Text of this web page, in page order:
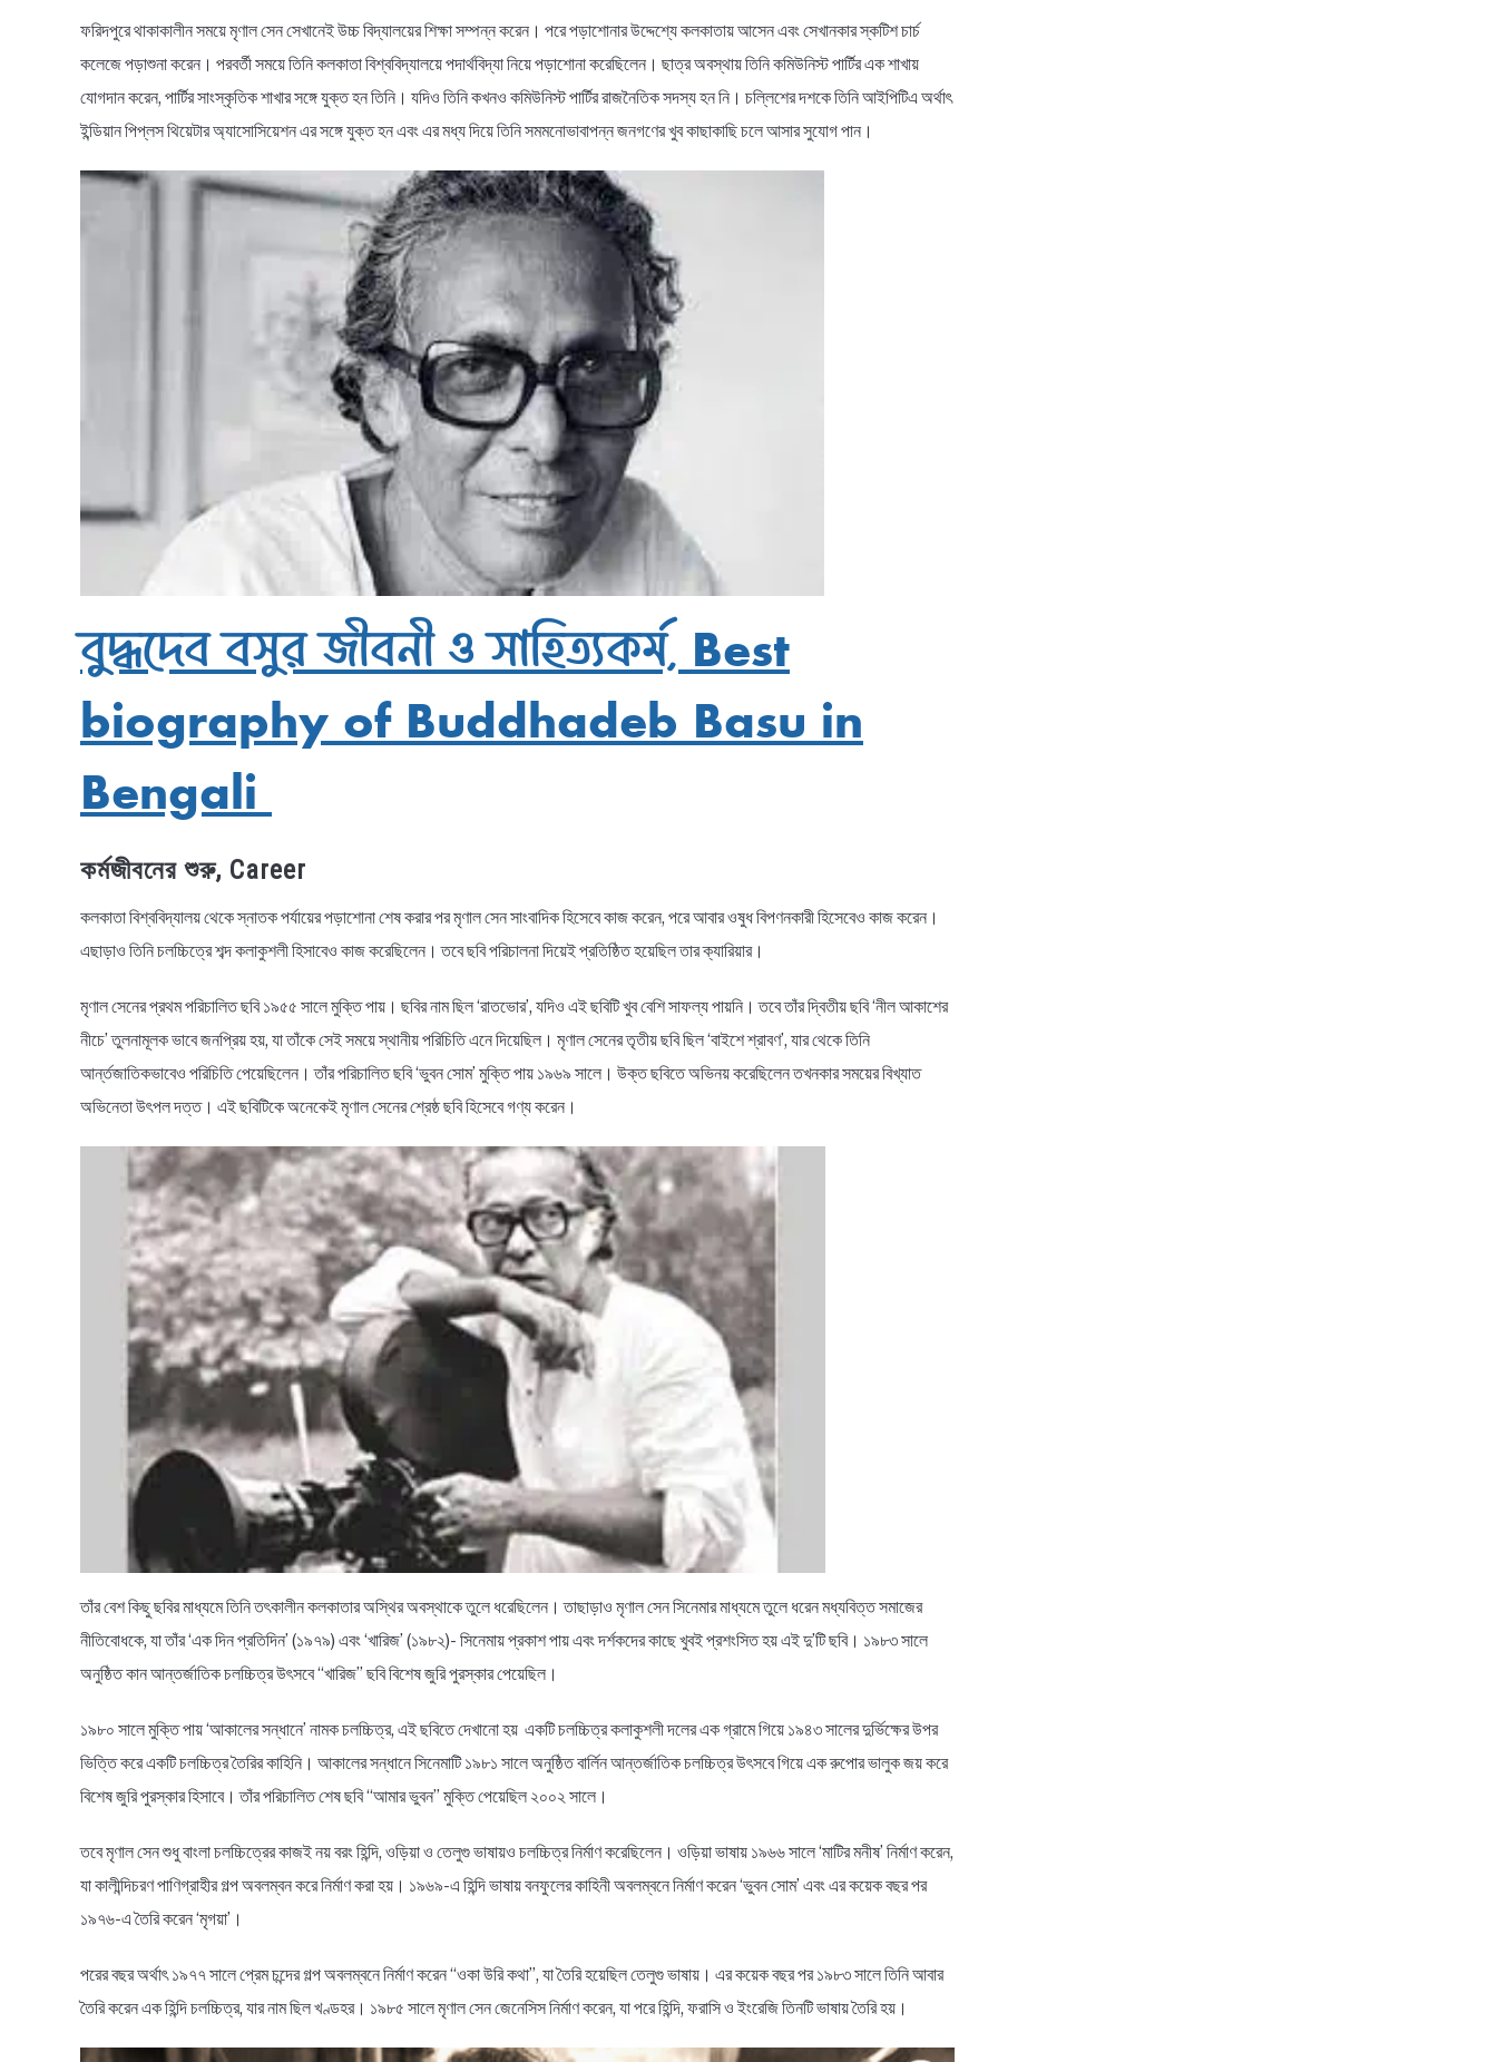
ফরিদপুরে থাকাকালীন সময়ে মৃণাল সেন সেখানেই উচ্চ বিদ্যালয়ের শিক্ষা সম্পন্ন করেন। পরে পড়াশোনার উদ্দেশ্যে কলকাতায় আসেন এবং সেখানকার স্কটিশ চার্চ
কলেজে পড়াশুনা করেন। পরবর্তী সময়ে তিনি কলকাতা বিশ্ববিদ্যালয়ে পদার্থবিদ্যা নিয়ে পড়াশোনা করেছিলেন। ছাত্র অবস্থায় তিনি কমিউনিস্ট পার্টির এক শাখায়
যোগদান করেন, পার্টির সাংস্কৃতিক শাখার সঙ্গে যুক্ত হন তিনি। যদিও তিনি কখনও কমিউনিস্ট পার্টির রাজনৈতিক সদস্য হন নি। চল্লিশের দশকে তিনি আইপিটিএ অর্থাৎ
ইন্ডিয়ান পিপ্‌লস থিয়েটার অ্যাসোসিয়েশন এর সঙ্গে যুক্ত হন এবং এর মধ্য দিয়ে তিনি সমমনোভাবাপন্ন জনগণের খুব কাছাকাছি চলে আসার সুযোগ পান।
বুদ্ধদেব বসুর জীবনী ও সাহিত্যকর্ম, Best
biography of Buddhadeb Basu in
Bengali
কর্মজীবনের শুরু, Career
কলকাতা বিশ্ববিদ্যালয় থেকে স্নাতক পর্যায়ের পড়াশোনা শেষ করার পর মৃণাল সেন সাংবাদিক হিসেবে কাজ করেন, পরে আবার ওষুধ বিপণনকারী হিসেবেও কাজ করেন।
এছাড়াও তিনি চলচ্চিত্রে শব্দ কলাকুশলী হিসাবেও কাজ করেছিলেন। তবে ছবি পরিচালনা দিয়েই প্রতিষ্ঠিত হয়েছিল তার ক্যারিয়ার।
মৃণাল সেনের প্রথম পরিচালিত ছবি ১৯৫৫ সালে মুক্তি পায়। ছবির নাম ছিল ‘রাতভোর’, যদিও এই ছবিটি খুব বেশি সাফল্য পায়নি। তবে তাঁর দ্বিতীয় ছবি ‘নীল আকাশের
নীচে’ তুলনামূলক ভাবে জনপ্রিয় হয়, যা তাঁকে সেই সময়ে স্থানীয় পরিচিতি এনে দিয়েছিল। মৃণাল সেনের তৃতীয় ছবি ছিল ‘বাইশে শ্রাবণ’, যার থেকে তিনি
আর্ন্তজাতিকভাবেও পরিচিতি পেয়েছিলেন। তাঁর পরিচালিত ছবি ‘ভুবন সোম’ মুক্তি পায় ১৯৬৯ সালে। উক্ত ছবিতে অভিনয় করেছিলেন তখনকার সময়ের বিখ্যাত
অভিনেতা উৎপল দত্ত। এই ছবিটিকে অনেকেই মৃণাল সেনের শ্রেষ্ঠ ছবি হিসেবে গণ্য করেন।
তাঁর বেশ কিছু ছবির মাধ্যমে তিনি তৎকালীন কলকাতার অস্থির অবস্থাকে তুলে ধরেছিলেন। তাছাড়াও মৃণাল সেন সিনেমার মাধ্যমে তুলে ধরেন মধ্যবিত্ত সমাজের
নীতিবোধকে, যা তাঁর ‘এক দিন প্রতিদিন’ (১৯৭৯) এবং ‘খারিজ’ (১৯৮২)- সিনেমায় প্রকাশ পায় এবং দর্শকদের কাছে খুবই প্রশংসিত হয় এই দু’টি ছবি। ১৯৮৩ সালে
অনুষ্ঠিত কান আন্তর্জাতিক চলচ্চিত্র উৎসবে “খারিজ” ছবি বিশেষ জুরি পুরস্কার পেয়েছিল।
১৯৮০ সালে মুক্তি পায় ‘আকালের সন্ধানে’ নামক চলচ্চিত্র, এই ছবিতে দেখানো হয় একটি চলচ্চিত্র কলাকুশলী দলের এক গ্রামে গিয়ে ১৯৪৩ সালের দুর্ভিক্ষের উপর
ভিত্তি করে একটি চলচ্চিত্র তৈরির কাহিনি। আকালের সন্ধানে সিনেমাটি ১৯৮১ সালে অনুষ্ঠিত বার্লিন আন্তর্জাতিক চলচ্চিত্র উৎসবে গিয়ে এক রুপোর ভালুক জয় করে
বিশেষ জুরি পুরস্কার হিসাবে। তাঁর পরিচালিত শেষ ছবি “আমার ভুবন” মুক্তি পেয়েছিল ২০০২ সালে।
তবে মৃণাল সেন শুধু বাংলা চলচ্চিত্রের কাজই নয় বরং হিন্দি, ওড়িয়া ও তেলুগু ভাষায়ও চলচ্চিত্র নির্মাণ করেছিলেন। ওড়িয়া ভাষায় ১৯৬৬ সালে ‘মাটির মনীষ’ নির্মাণ করেন,
যা কালীন্দিচরণ পাণিগ্রাহীর গল্প অবলম্বন করে নির্মাণ করা হয়। ১৯৬৯-এ হিন্দি ভাষায় বনফুলের কাহিনী অবলম্বনে নির্মাণ করেন ‘ভুবন সোম’ এবং এর কয়েক বছর পর
১৯৭৬-এ তৈরি করেন ‘মৃগয়া’।
পরের বছর অর্থাৎ ১৯৭৭ সালে প্রেম চন্দের গল্প অবলম্বনে নির্মাণ করেন “ওকা উরি কথা”, যা তৈরি হয়েছিল তেলুগু ভাষায়। এর কয়েক বছর পর ১৯৮৩ সালে তিনি আবার
তৈরি করেন এক হিন্দি চলচ্চিত্র, যার নাম ছিল খণ্ডহর। ১৯৮৫ সালে মৃণাল সেন জেনেসিস নির্মাণ করেন, যা পরে হিন্দি, ফরাসি ও ইংরেজি তিনটি ভাষায় তৈরি হয়।